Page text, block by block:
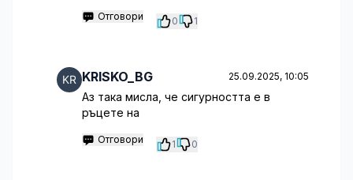
Отговори 0 1
KRISKO_BG 25.09.2025, 10:05
Аз така мисла, че сигурността е в
ръцете на
Отговори 1 0